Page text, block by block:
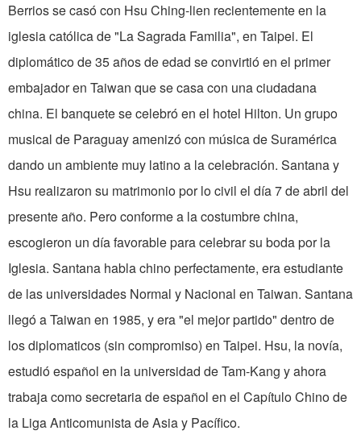
Berrios se casó con Hsu Ching-lien recientemente en la
iglesia católica de "La Sagrada Familia", en Taipei. El
diplomático de 35 años de edad se convirtió en el primer
embajador en Taiwan que se casa con una ciudadana
china. El banquete se celebró en el hotel Hilton. Un grupo
musical de Paraguay amenizó con música de Suramérica
dando un ambiente muy latino a la celebración. Santana y
Hsu realizaron su matrimonio por lo civil el día 7 de abril del
presente año. Pero conforme a la costumbre china,
escogieron un día favorable para celebrar su boda por la
Iglesia. Santana habla chino perfectamente, era estudiante
de las universidades Normal y Nacional en Taiwan. Santana
llegó a Taiwan en 1985, y era "el mejor partido" dentro de
los diplomaticos (sin compromiso) en Taipei. Hsu, la novía,
estudió español en la universidad de Tam-Kang y ahora
trabaja como secretaria de español en el Capítulo Chino de
la Liga Anticomunista de Asia y Pacífico.